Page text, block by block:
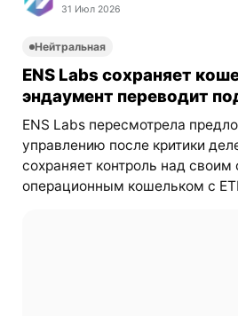
31 Июл 2026
Нейтральная
ENS Labs сохраняет
эндаумент переводит
ENS Labs пересмотрела
управлению после критики
сохраняет контроль над
операционным кошельком с